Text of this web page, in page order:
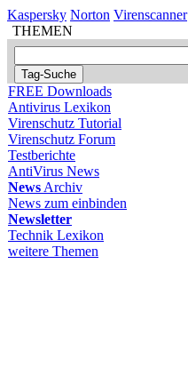
Kaspersky Norton Virenscanner
THEMEN
FREE Downloads
Antivirus Lexikon
Virenschutz Tutorial
Virenschutz Forum
Testberichte
AntiVirus News
News Archiv
News zum einbinden
Newsletter
Technik Lexikon
weitere Themen